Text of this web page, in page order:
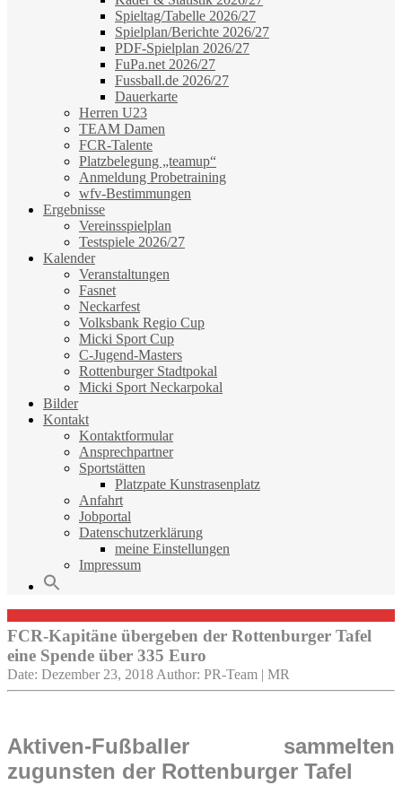
Spieltag/Tabelle 2026/27
Spielplan/Berichte 2026/27
PDF-Spielplan 2026/27
FuPa.net 2026/27
Fussball.de 2026/27
Dauerkarte
Herren U23
TEAM Damen
FCR-Talente
Platzbelegung „teamup“
Anmeldung Probetraining
wfv-Bestimmungen
Ergebnisse
Vereinsspielplan
Testspiele 2026/27
Kalender
Veranstaltungen
Fasnet
Neckarfest
Volksbank Regio Cup
Micki Sport Cup
C-Jugend-Masters
Rottenburger Stadtpokal
Micki Sport Neckarpokal
Bilder
Kontakt
Kontaktformular
Ansprechpartner
Sportstätten
Platzpate Kunstrasenplatz
Anfahrt
Jobportal
Datenschutzerklärung
meine Einstellungen
Impressum
FCR-Kapitäne übergeben der Rottenburger Tafel
eine Spende über 335 Euro
Date: Dezember 23, 2018 Author: PR-Team | MR
Aktiven-Fußballer sammelten
zugunsten der Rottenburger Tafel